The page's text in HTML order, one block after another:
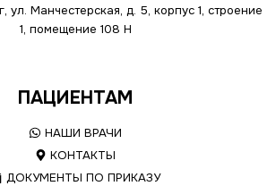
ул. Манчестерская, д. 5, корпус 1, строение
1, помещение 108 Н
ПАЦИЕНТАМ
НАШИ ВРАЧИ
КОНТАКТЫ
ДОКУМЕНТЫ ПО ПРИКАЗУ